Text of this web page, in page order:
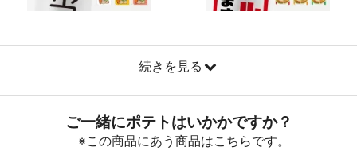
895 30430
890
37 888 32856
887 33706
続きを見る